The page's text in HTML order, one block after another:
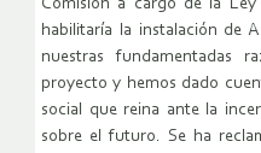
Comisión a cargo de la
habilitaría la instalación de
nuestras fundamentadas
proyecto y hemos dado
social que reina ante la
sobre el futuro. Se ha